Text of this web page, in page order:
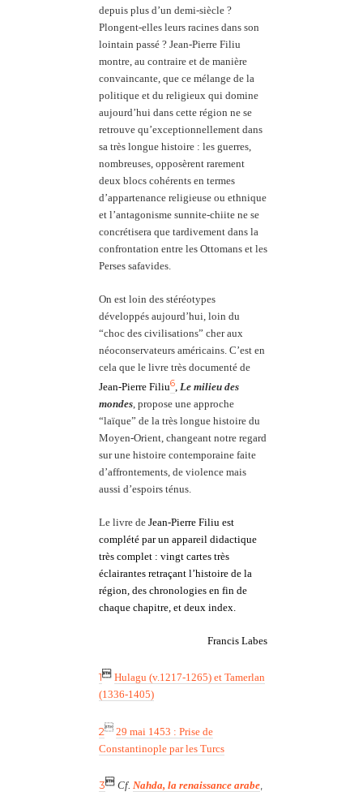
depuis plus d’un demi-siècle ?
Plongent-elles leurs racines dans son
lointain passé ? Jean-Pierre Filiu
montre, au contraire et de manière
convaincante, que ce mélange de la
politique et du religieux qui domine
aujourd’hui dans cette région ne se
retrouve qu’exceptionnellement dans
sa très longue histoire : les guerres,
nombreuses, opposèrent rarement
deux blocs cohérents en termes
d’appartenance religieuse ou ethnique
et l’antagonisme sunnite-chiite ne se
concrétisera que tardivement dans la
confrontation entre les Ottomans et les
Perses safavides.
On est loin des stéréotypes
développés aujourd’hui, loin du
“chocdes civilisations” cher aux
néoconservateurs américains. C’est en
cela quele livre très documenté de
Jean-Pierre Filiu6 Le milieu des
mondes , propose une approche
“laïque” de la très longue histoire du
Moyen-Orient, changeant notre regard
sur une histoire contemporaine faite
d’affrontements, de violence mais
aussi d’espoirs ténus.
Le livre deJean-Pierre Filiu est
complété par un appareil didactique
très complet : vingt cartes très
éclairantes retraçant l’histoire de la
région, des chronologies en fin de
chaque chapitre, et deux index.
Francis Labes
1 Hulagu (v.1217-1265) et Tamerlan
(1336-1405)
2 29 mai 1453 : Prise de
Constantinople par les Turcs
3 Cf. Nahda, la renaissance arabe